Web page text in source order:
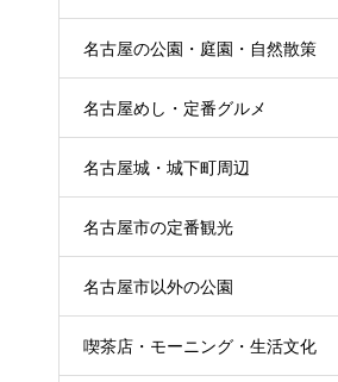
名古屋の公園・庭園・自然散策
名古屋めし・定番グルメ
名古屋城・城下町周辺
名古屋市の定番観光
名古屋市以外の公園
喫茶店・モーニング・生活文化